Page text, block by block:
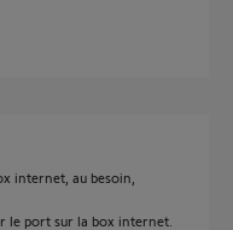
internet, au besoin,
le port sur la box internet.